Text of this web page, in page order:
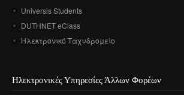
Universis Students
DUTHNET eClass
Ηλεκτρονικό Ταχυδρομείο
Ηλεκτρονικές Υπηρεσίες Άλλων Φορέων